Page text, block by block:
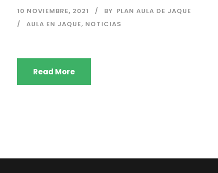
10 NOVIEMBRE, 2021 BY PLAN AULA DE JAQUE
AULA EN JAQUE, NOTICIAS
Read More